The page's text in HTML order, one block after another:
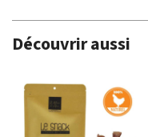
Découvrir aussi